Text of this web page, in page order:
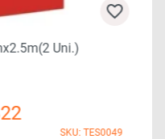
Uni.)
SKU: TES0049